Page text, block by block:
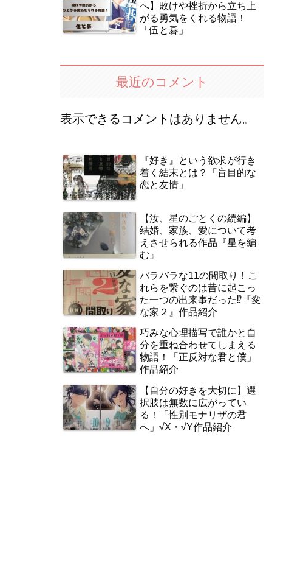
へ】敗けや挫折から立ち上
がる勇気をくれる物語！
「伍と碁」
最近のコメント
表示できるコメントはありません。
『好き』という欲求が行き
着く結末とは？「盲目的な
恋と友情」
【汝、星のごとくの続編】
結婚、家族、愛について考
えさせられる作品『星を編
む』
バラバラな11の間取り！こ
れらを繋ぐのは昔に起こっ
た一つの出来事だった⁉『変
な家２』作品紹介
巧みな心理描写で誰かと自
分を重ね合わせてしまえる
物語！「正反対な君と僕」
作品紹介
【自分の好きを大切に】選
択肢は無数に広がってい
る！「性別モナリザの君
へ」√X・√Y作品紹介